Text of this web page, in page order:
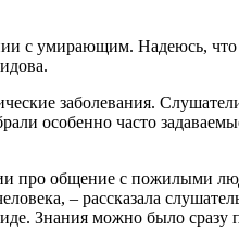
с умирающим. Надеюсь,
заболевания. Слушатели
особенно часто
про общение с пожилыми
– рассказала
Знания можно было сразу